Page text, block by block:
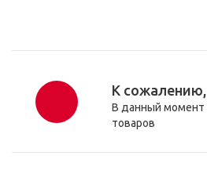
К сожалению,
В данный момент
товаров